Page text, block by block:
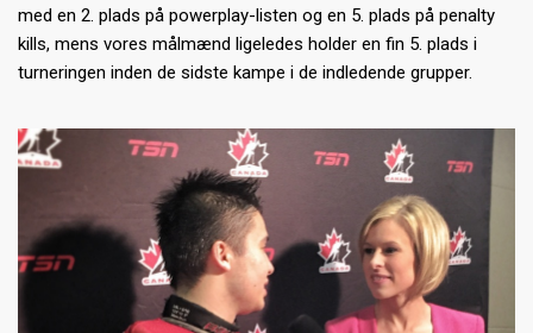
med en 2. plads på powerplay-listen og en 5. plads på penalty
kills, mens vores målmænd ligeledes holder en fin 5. plads i
turneringen inden de sidste kampe i de indledende grupper.